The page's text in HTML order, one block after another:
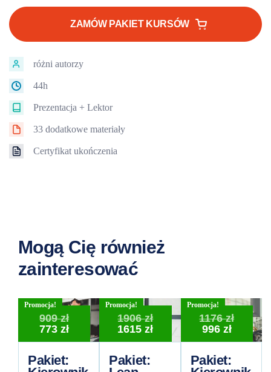
wynosiła:
1718 zł.
wynosi:
ZAMÓW PAKIET KURSÓW
różni autorzy
44h
Prezentacja + Lektor
33 dodatkowe materiały
Certyfikat ukończenia
Mogą Cię również
zainteresować
Promocja!
909złPierwotna
cena
wynosiła:
773złAktualna
cena
Pakiet:
Promocja!
1906złPierwotna
cena
wynosiła:
1615złAktualna
cena
Pakiet:
Promocja!
1176zł
cena
996 zł
cena
996 zł.
Pakiet: